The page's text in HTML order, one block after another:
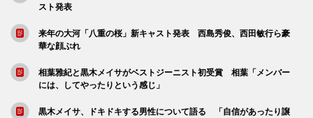
スト発表
来年の大河「八重の桜」新キャスト発表 西島秀俊、西田敏行ら豪
華な顔ぶれ
相葉雅紀と黒木メイサがベストジーニスト初受賞 相葉「メンバー
には、してやったりという感じ」
黒木メイサ、ドキドキする男性について語る 「自信があったり譲